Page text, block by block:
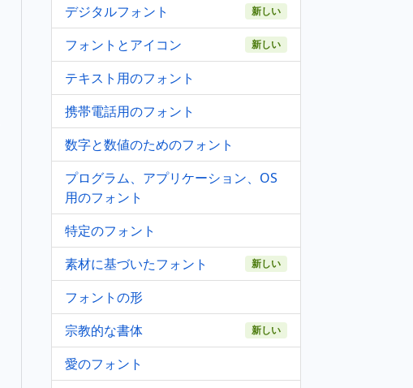
デジタルフォント 新しい
フォントとアイコン 新しい
テキスト用のフォント
携帯電話用のフォント
数字と数値のためのフォント
プログラム、アプリケーション、OS
用のフォント
特定のフォント
素材に基づいたフォント
新しい
フォントの形
宗教的な書体
新しい
愛のフォント